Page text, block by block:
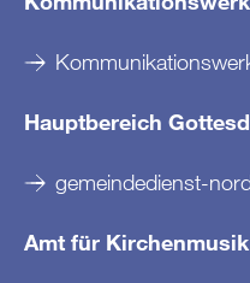
Hauptbereich
gemeindedienst-
Amt für